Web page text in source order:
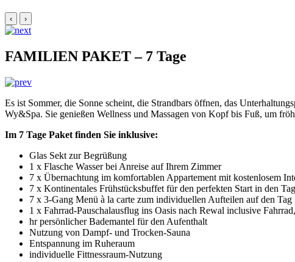
‹ ›
FAMILIEN PAKET – 7 Tage
Es ist Sommer, die Sonne scheint, die Strandbars öffnen, das
Wy&Spa. Sie genießen Wellness und Massagen von Kopf bis Fuß, um
Im 7 Tage Paket finden Sie inklusive:
Glas Sekt zur Begrüßung
1 x Flasche Wasser bei Anreise auf Ihrem Zimmer
7 x Übernachtung im komfortablen Appartement mit kostenlosem
7 x Kontinentales Frühstücksbuffet für den perfekten Start in den Tag
7 x 3-Gang Menü à la carte zum individuellen Aufteilen auf den Tag
1 x Fahrrad-Pauschalausflug ins Oasis nach Rewal inclusive
hr persönlicher Bademantel für den Aufenthalt
Nutzung von Dampf- und Trocken-Sauna
Entspannung im Ruheraum
individuelle Fittnessraum-Nutzung